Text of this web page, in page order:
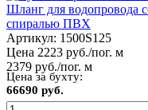
Шланг для водопровода
спиралью ПВХ
Артикул: 1500S125
Цена 2223 руб./пог. м
2379 руб./пог. м
Цена за бухту:
66690 руб.